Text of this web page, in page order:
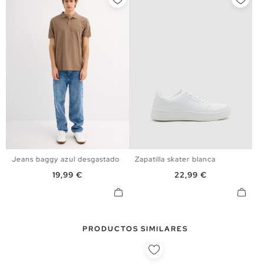
40 44
Jeans baggy azul desgastado
Precio
19,99 €
40
Zapatilla skater blanca
Precio
22,99 €
PRODUCTOS SIMILARES